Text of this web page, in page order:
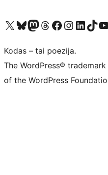
Visit our X (formerly Twitter) account
Apsilankykite mūsų Bluesky paskyroje
Visit our Mastodon account
Apsilankykite mūsų Threads paskyroje
Visit our Facebook page
Visit our Instagram account
Visit our LinkedIn
Apsilankykite
Visit
Kodas – tai poezija.
The WordPress®
of the WordPress